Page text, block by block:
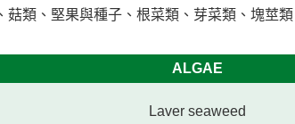
類、堅果與種子、根菜類、芽菜類、塊莖類
ALGAE
Laver seaweed